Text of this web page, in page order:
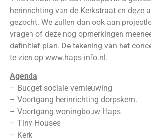
herinrichting van de Kerkstraat en deze
gezocht. We zullen dan ook aan
vragen of deze nog opmerkingen
definitief plan. De tekening van het
te zien op www.haps-info.nl.
Agenda
– Budget sociale vernieuwing
– Voortgang herinrichting dorpskern.
– Voortgang woningbouw Haps
– Tiny Houses
– Kerk